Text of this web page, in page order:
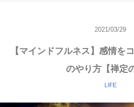
2021/03/29
【マインドフルネス】感情を
のやり方【禅定
LIFE